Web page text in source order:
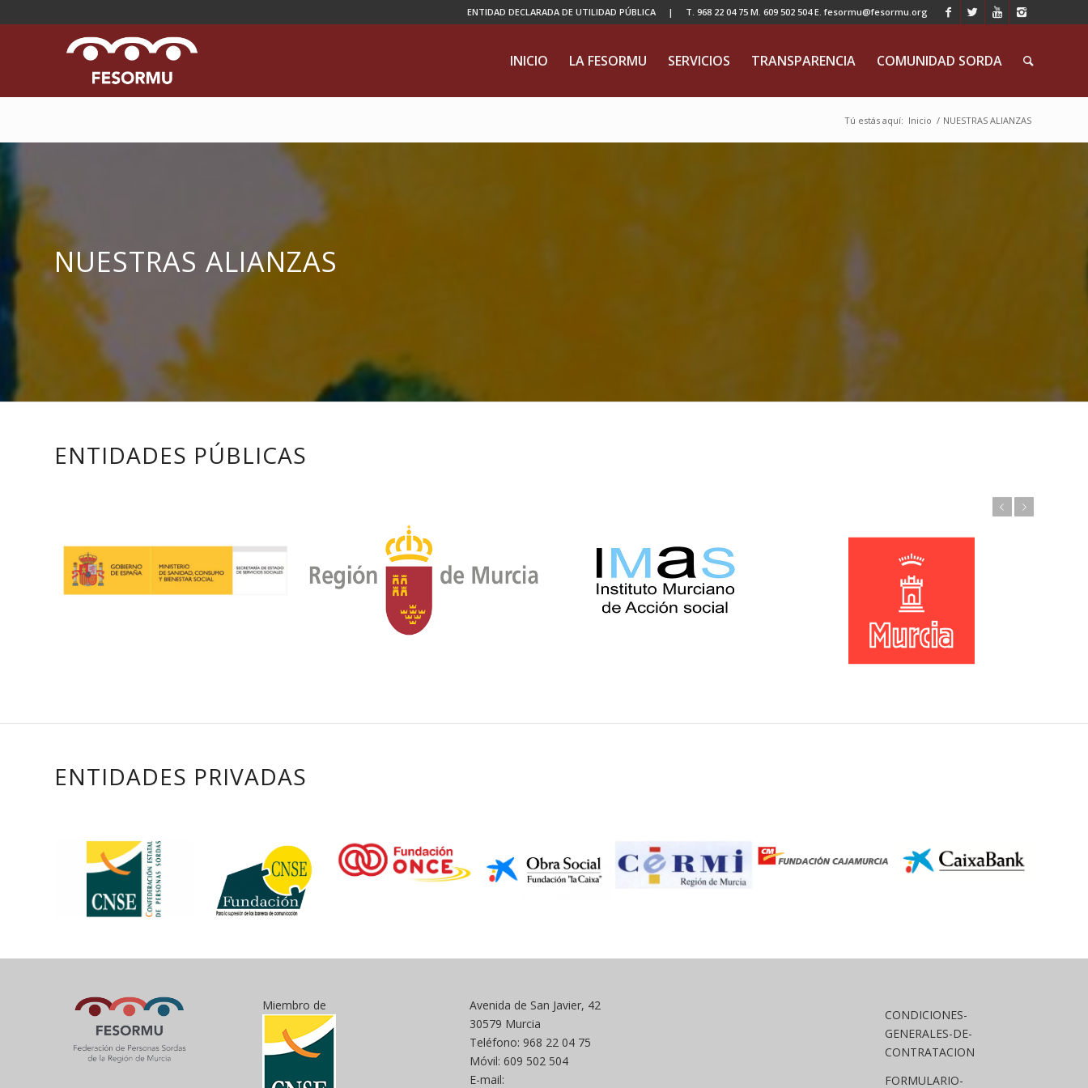
ENTIDAD DECLARADA DE UTILIDAD PÚBLICA | T. 968 22 04 75 M. 609 502 504 E. fesormu@fesormu.org
INICIO LA FESORMU SERVICIOS TRANSPARENCIA COMUNIDAD SORDA
Tú estás aquí: Inicio / NUESTRAS ALIANZAS
NUESTRAS ALIANZAS
ENTIDADES PÚBLICAS
ENTIDADES PRIVADAS
Miembro de
Avenida de San Javier, 42
30579 Murcia
Teléfono: 968 22 04 75
Móvil: 609 502 504
E-mail:
CONDICIONES-
GENERALES-DE-
CONTRATACION
FORMULARIO-